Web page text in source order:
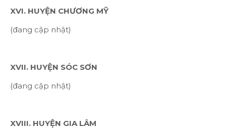
XVI. HUYỆN CHƯƠNG MỸ
(đang cập nhật)
XVII. HUYỆN SÓC SƠN
(đang cập nhật)
XVIII. HUYỆN GIA LÂM